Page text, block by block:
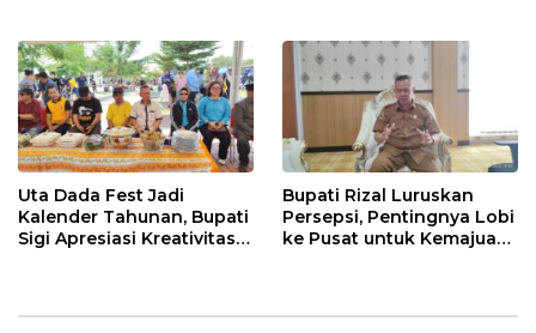
Uta Dada Fest Jadi
Kalender Tahunan, Bupati
Sigi Apresiasi Kreativitas
Bupati Rizal Luruskan
Persepsi, Pentingnya Lobi
ke Pusat untuk Kemajuan